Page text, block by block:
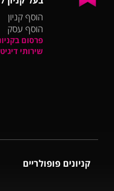
הוסף קניון
הוסף עסק
פרסום
שירותי
קניונים פופולריים